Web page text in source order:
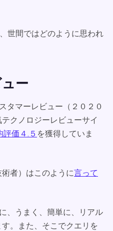
世間ではどのように思われ
ー
タマーレビュー（２０２０
クノロジーレビューサイ
価４.５ を獲得していま
者）はこのように言って
、うまく、簡単に、リアル
。また、そこでクエリを